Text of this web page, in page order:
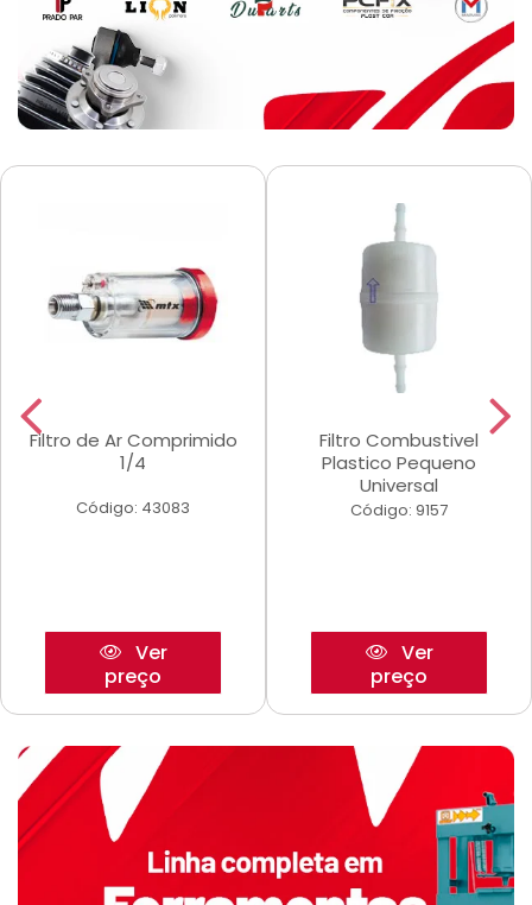
Filtro de Ar Comprimido
1/4
Código: 43083
Ver
preço
Filtro Combustivel
Plastico Pequeno
Universal
Código: 9157
Ver
preço